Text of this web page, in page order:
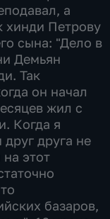
а
хинди Петрову
сына: "Дело в
Демьян
Так
он начал
жил с
Когда я
друга не
этот
базаров,